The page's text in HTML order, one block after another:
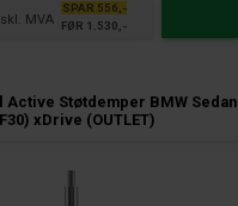
SPAR 556,-
FØR 1.530,-
Active Støtdemper BMW Sedan
xDrive (OUTLET)